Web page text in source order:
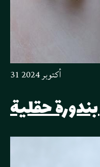
31 أكتوبر 2024
حقلية